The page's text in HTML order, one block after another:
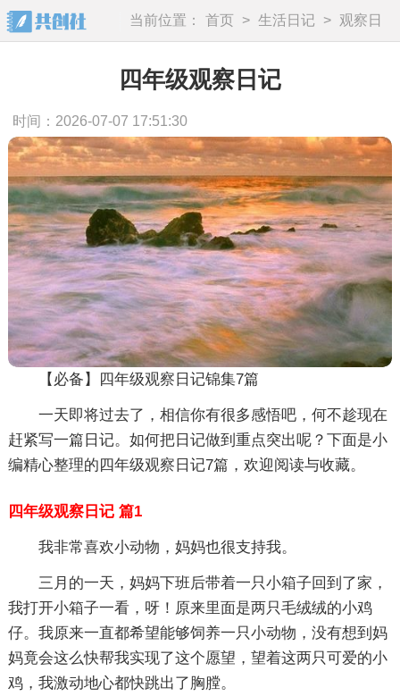
当前位置： 首页 > 生活日记 >
观察日
记
四年级观察日记
时间：2026-07-07 17:51:30
【必备】四年级观察日记锦集7篇
一天即将过去了，相信你有很多感悟吧，何不趁现在
赶紧写一篇日记。如何把日记做到重点突出呢？下面是小
编精心整理的四年级观察日记7篇，欢迎阅读与收藏。
四年级观察日记 篇1
我非常喜欢小动物，妈妈也很支持我。
三月的一天，妈妈下班后带着一只小箱子回到了家，
我打开小箱子一看，呀！原来里面是两只毛绒绒的小鸡
仔。我原来一直都希望能够饲养一只小动物，没有想到妈
妈竟会这么快帮我实现了这个愿望，望着这两只可爱的小
鸡，我激动地心都快跳出了胸膛。